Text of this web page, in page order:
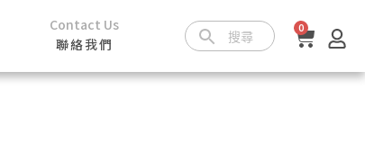
0
Contact Us
聯絡我們